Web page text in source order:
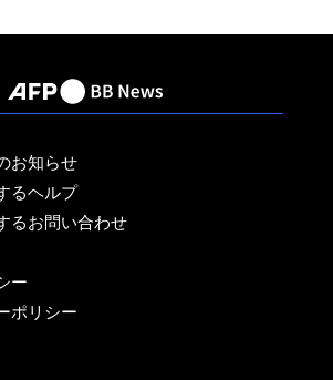
お知らせ
るヘルプ
るお問い合わせ
ー
ポリシー